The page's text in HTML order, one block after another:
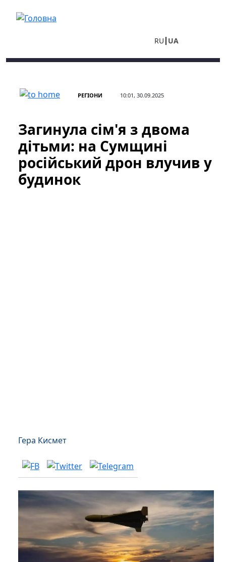
RU UA
РЕГІОНИ 10:01, 30.09.2025
Загинула сім'я з двома
дітьми: на Сумщині
російський дрон влучив у
будинок
Гера Кисмет